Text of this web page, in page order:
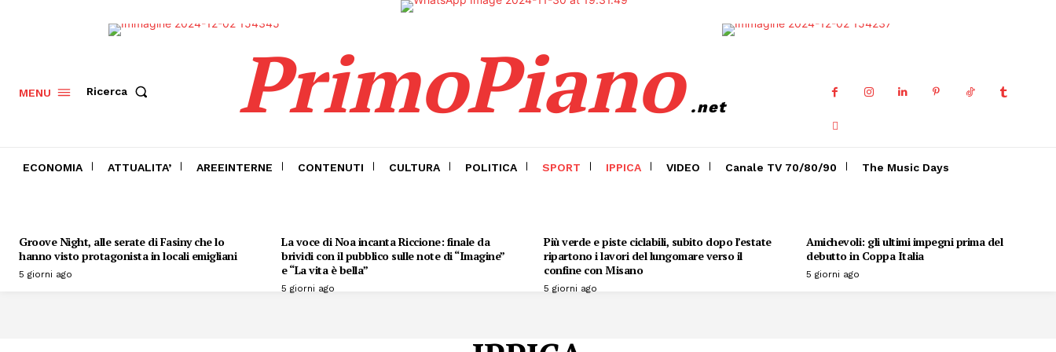
MENU Ricerca PrimoPiano .net
ECONOMIA ATTUALITA’ AREEINTERNE CONTENUTI CULTURA POLITICA SPORT IPPICA VIDEO Canale TV 70/80/90 The Music Days
Groove Night, alle serate di Fasiny che lo
hanno visto protagonista in locali emigliani
5 giorni ago
La voce di Noa incanta Riccione: finale da
brividi con il pubblico sulle note di “Imagine”
e “La vita è bella”
5 giorni ago
Più verde e piste ciclabili, subito dopo l’estate
ripartono i lavori del lungomare verso il
confine con Misano
5 giorni ago
Amichevoli: gli ultimi impegni prima del
debutto in Coppa Italia
5 giorni ago